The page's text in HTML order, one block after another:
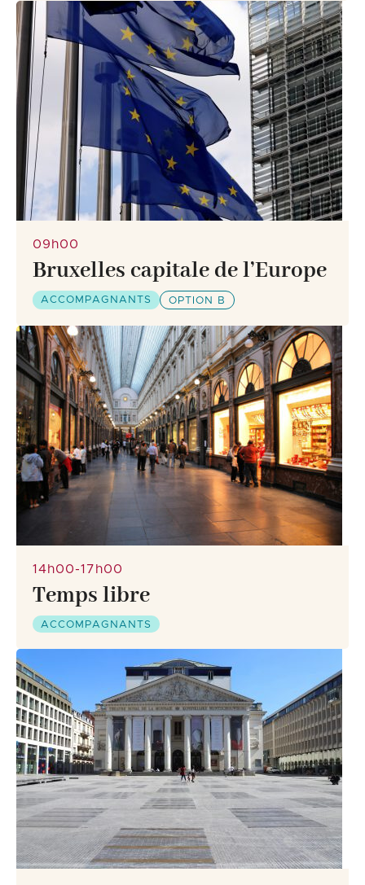
09h00
Bruxelles capitale de l’Europe
ACCOMPAGNANTS OPTION B
14h00-17h00
Temps libre
ACCOMPAGNANTS